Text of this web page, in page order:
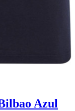
Azul